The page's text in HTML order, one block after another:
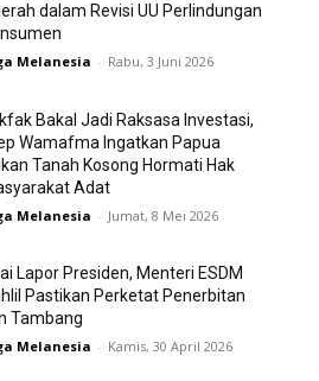
dalam Revisi UU Perlindungan
Melanesia - Rabu, 3 Juni 2026
Bakal Jadi Raksasa Investasi,
Wamafma Ingatkan Papua
Tanah Kosong Hormati Hak
Adat
Melanesia - Jumat, 8 Mei 2026
Lapor Presiden, Menteri ESDM
Pastikan Perketat Penerbitan
Tambang
Melanesia - Kamis, 30 April 2026